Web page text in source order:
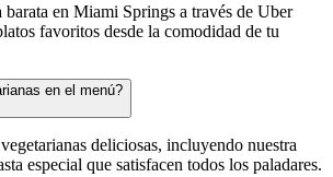
barata en Miami Springs a través de Uber
favoritos desde la comodidad de tu
en el menú?
deliciosas, incluyendo nuestra
especial que satisfacen todos los paladares.